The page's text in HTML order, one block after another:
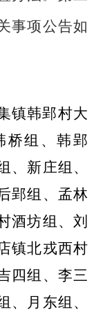
事项公告如
镇韩郢村大
桥组、韩郢
、新庄组、
郢组、孟林
酒坊组、刘
镇北戎西村
四组、李三
、月东组、